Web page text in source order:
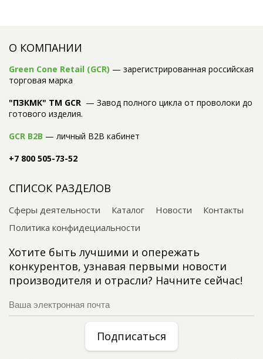
О КОМПАНИИ
Green Cone Retail (GCR) — зарегистрированная российская
торговая марка
"ПЗКМК" TM GCR — Завод полного цикла от проволоки до
готового изделия.
GCR B2B — личный B2B кабинет
+7 800 505-73-52
СПИСОК РАЗДЕЛОВ
Сферы деятельности Каталог Новости
Контакты
Политика конфидециальности
Хотите быть лучшими и опережать
конкурентов, узнавая первыми новости
производителя и отрасли? Начните сейчас!
Подписаться